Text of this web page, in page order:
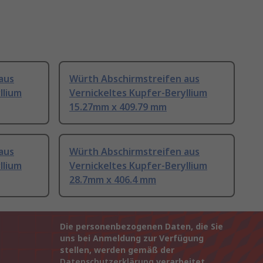
Würth Abschirmstreifen aus
Vernickeltes Kupfer-Beryllium
15.27mm x 409.79 mm
Würth Abschirmstreifen aus
Vernickeltes Kupfer-Beryllium
28.7mm x 406.4 mm
Die personenbezogenen Daten, die Sie
uns bei Anmeldung zur Verfügung
stellen, werden gemäß der